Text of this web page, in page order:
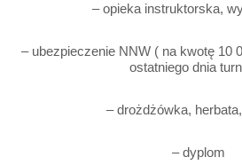
– opieka instruktorska,
– ubezpieczenie NNW ( na kwotę 10
ostatniego dnia
– drożdżówka,
– dyplom